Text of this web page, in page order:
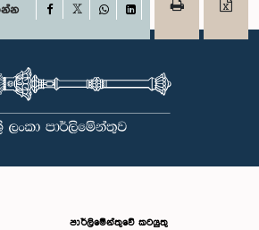
Facebook
WhatsAppLinkedIn
පාර්ලිමේන්තුවේ කටයුතු